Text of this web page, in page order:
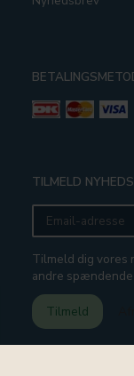
TILMELD
Email-
adresse
Tilmeld dig vores
andre
Tilmeld